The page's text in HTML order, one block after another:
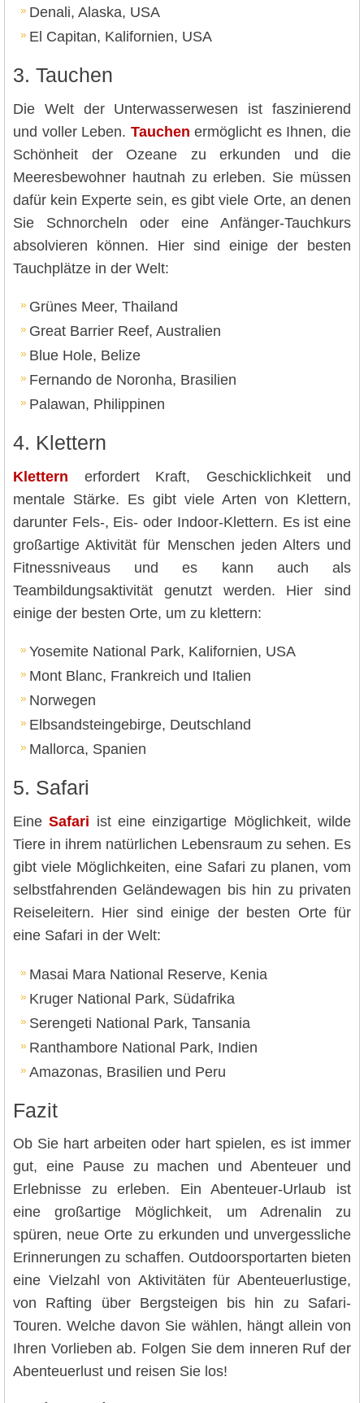
Denali, Alaska, USA
El Capitan, Kalifornien, USA
3. Tauchen
Die Welt der Unterwasserwesen ist faszinierend
und voller Leben. Tauchen ermöglicht es Ihnen, die
Schönheit der Ozeane zu erkunden und die
Meeresbewohner hautnah zu erleben. Sie müssen
dafür kein Experte sein, es gibt viele Orte, an denen
Sie Schnorcheln oder eine Anfänger-Tauchkurs
absolvieren können. Hier sind einige der besten
Tauchplätze in der Welt:
Grünes Meer, Thailand
Great Barrier Reef, Australien
Blue Hole, Belize
Fernando de Noronha, Brasilien
Palawan, Philippinen
4. Klettern
Klettern erfordert Kraft, Geschicklichkeit und
mentale Stärke. Es gibt viele Arten von Klettern,
darunter Fels-, Eis- oder Indoor-Klettern. Es ist eine
großartige Aktivität für Menschen jeden Alters und
Fitnessniveaus und es kann auch als
Teambildungsaktivität genutzt werden. Hier sind
einige der besten Orte, um zu klettern:
Yosemite National Park, Kalifornien, USA
Mont Blanc, Frankreich und Italien
Norwegen
Elbsandsteingebirge, Deutschland
Mallorca, Spanien
5. Safari
EineSafari ist eine einzigartige Möglichkeit, wilde
Tiere in ihrem natürlichen Lebensraum zu sehen. Es
gibt viele Möglichkeiten, eine Safari zu planen, vom
selbstfahrenden Geländewagen bis hin zu privaten
Reiseleitern. Hier sind einige der besten Orte für
eine Safari in der Welt:
Masai Mara National Reserve, Kenia
Kruger National Park, Südafrika
Serengeti National Park, Tansania
Ranthambore National Park, Indien
Amazonas, Brasilien und Peru
Fazit
Ob Sie hart arbeiten oder hart spielen, es ist immer
gut, eine Pause zu machen und Abenteuer und
Erlebnisse zu erleben. Ein Abenteuer-Urlaub ist
eine großartige Möglichkeit, um Adrenalin zu
spüren, neue Orte zu erkunden und unvergessliche
Erinnerungen zu schaffen. Outdoorsportarten bieten
eine Vielzahl von Aktivitäten für Abenteuerlustige,
von Rafting über Bergsteigen bis hin zu Safari-
Touren. Welche davon Sie wählen, hängt allein von
Ihren Vorlieben ab. Folgen Sie dem inneren Ruf der
Abenteuerlust und reisen Sie los!